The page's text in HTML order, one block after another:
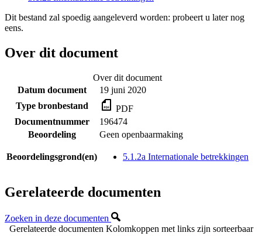
Dit bestand zal spoedig aangeleverd worden: probeert u later nog
eens.
Over dit document
Over dit document
Datum document
19 juni 2020
Type bronbestand
PDF
Documentnummer
196474
Beoordeling
Geen openbaarmaking
Beoordelingsgrond(en) 5.1.2a Internationale betrekkingen
Gerelateerde documenten
Zoeken in deze documenten
Gerelateerde documenten Kolomkoppen met links zijn sorteerbaar